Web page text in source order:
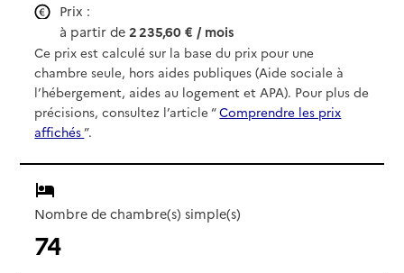
Prix :
à partir de2 235,60 € / mois
Ce prix est calculé sur la base du prix pour une
chambre seule, hors aides publiques (Aide sociale à
l’hébergement, aides au logement et APA). Pour plus de
précisions, consultez l’article “Comprendre les prix
affichés”.
Nombre de chambre(s) simple(s)
74